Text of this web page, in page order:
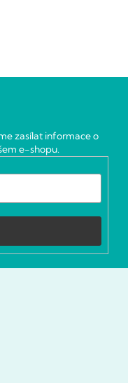
zasílat informace o
e-shopu.